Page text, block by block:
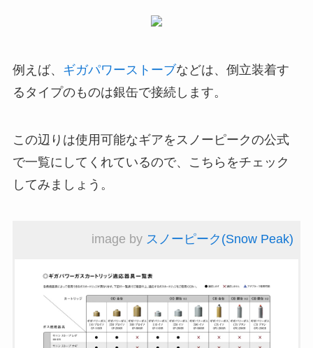
例えば、 ギガパワーストーブなどは、倒立装着す
るタイプのものは銀缶で接続します。
この辺りは使用可能なギアをスノーピークの公式
で一覧にしてくれているので、こちらをチェック
してみましょう。
image by スノーピーク(Snow Peak)